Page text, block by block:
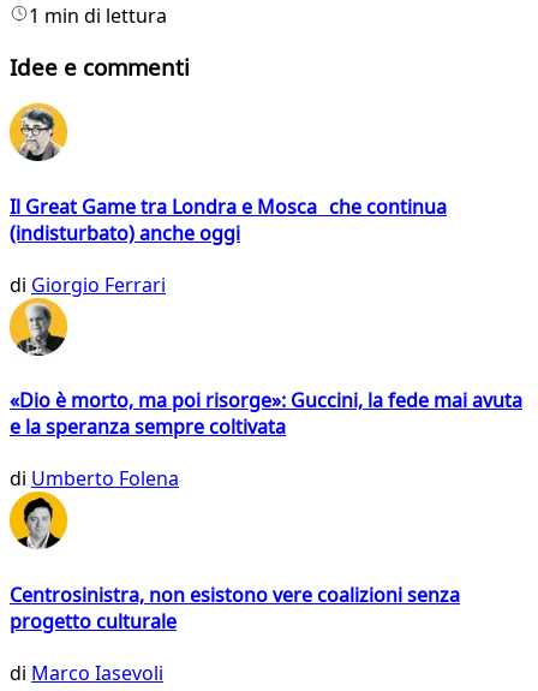
1 min di lettura
Idee e commenti
Il Great Game tra Londra e Mosca che continua
(indisturbato) anche oggi
di Giorgio Ferrari
«Dio è morto, ma poi risorge»: Guccini, la fede mai avuta
e la speranza sempre coltivata
di Umberto Folena
Centrosinistra, non esistono vere coalizioni senza
progetto culturale
di Marco Iasevoli